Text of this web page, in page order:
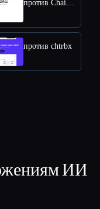
против Chaindesk
против chtrbx
ИИ